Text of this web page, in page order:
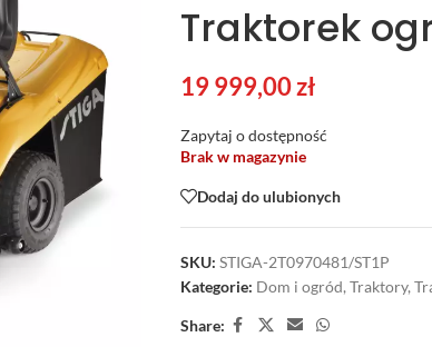
Traktorek
19 999,00zł
Zapytaj o dostępność
Brak w magazynie
Dodaj do ulubionych
SKU: STIGA-2T0970481/ST1P
Kategorie: Dom i ogród, Traktory,
Share: